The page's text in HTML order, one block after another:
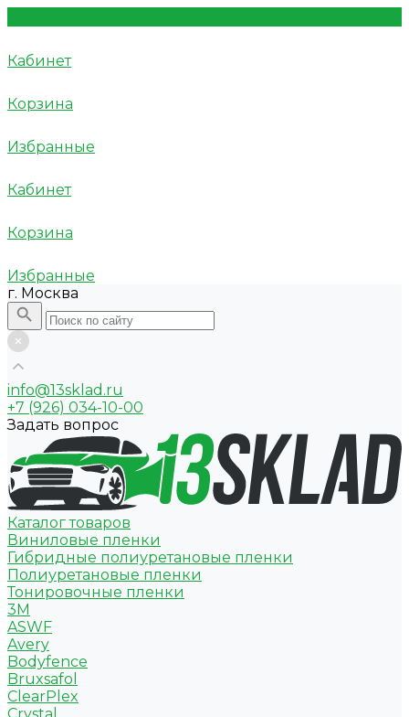
Кабинет
Корзина
Избранные
Кабинет
Корзина
Избранные
г. Москва
info@13sklad.ru
+7 (926) 034-10-00
Задать вопрос
Каталог товаров
Виниловые пленки
Гибридные полиуретановые пленки
Полиуретановые пленки
Тонировочные пленки
3M
ASWF
Avery
Bodyfence
Bruxsafol
ClearPlex